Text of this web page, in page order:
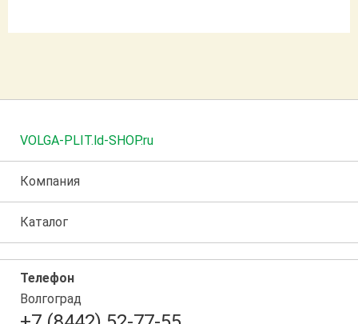
VOLGA-PLIT.ld-SHOP.ru
Компания
Каталог
Телефон
Волгоград